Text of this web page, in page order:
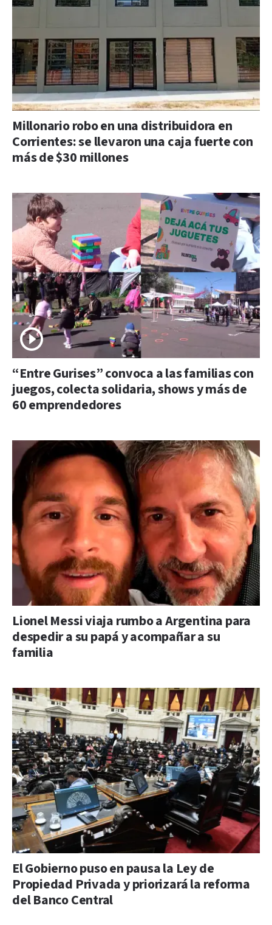
Millonario robo en una distribuidora en
Corrientes: se llevaron una caja fuerte con
más de $30 millones
“Entre Gurises” convoca a las familias con
juegos, colecta solidaria, shows y más de
60 emprendedores
Lionel Messi viaja rumbo a Argentina para
despedir a su papá y acompañar a su
familia
El Gobierno puso en pausa la Ley de
Propiedad Privada y priorizará la reforma
del Banco Central